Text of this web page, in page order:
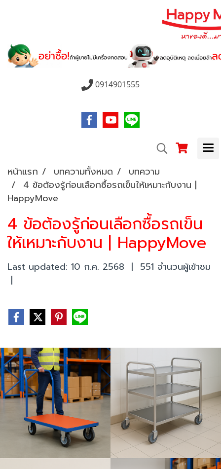
0914901555
หน้าแรก บทความทั้งหมด
บทความ
4 ข้อต้องรู้ก่อนเลือกซื้อรถเข็นให้เหมาะกับงาน |
HappyMove
4 ข้อต้องรู้ก่อนเลือกซื้อรถเข็น
ให้เหมาะกับงาน | HappyMove
Last updated: 10 ก.ค. 2568 | 551 จำนวนผู้เข้าชม
|